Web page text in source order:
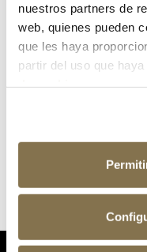
nuestros partners de
web, quienes pueden
que les haya
partir del uso que
¿Has olvidado tu